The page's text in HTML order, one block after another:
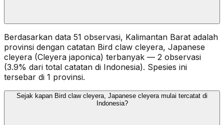
Berdasarkan data 51 observasi, Kalimantan Barat adalah
provinsi dengan catatan Bird claw cleyera, Japanese
cleyera (Cleyera japonica) terbanyak — 2 observasi
(3.9% dari total catatan di Indonesia). Spesies ini
tersebar di 1 provinsi.
Sejak kapan Bird claw cleyera, Japanese cleyera mulai tercatat di
Indonesia?